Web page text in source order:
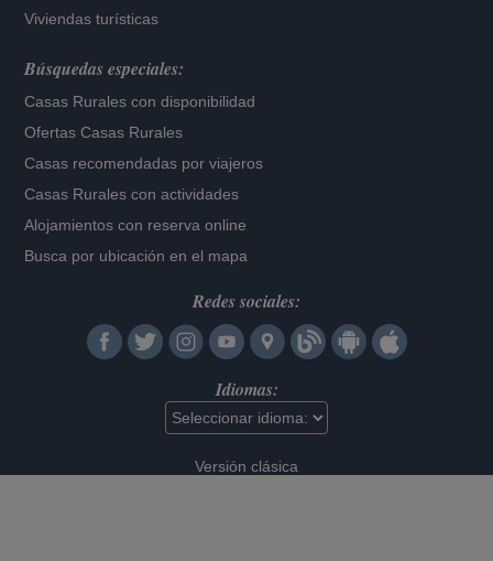
Viviendas turísticas
Búsquedas especiales:
Casas Rurales con disponibilidad
Ofertas Casas Rurales
Casas recomendadas por viajeros
Casas Rurales con actividades
Alojamientos con reserva online
Busca por ubicación en el mapa
Redes sociales:
Idiomas:
Versión clásica